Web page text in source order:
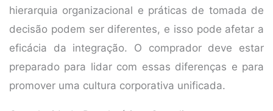
hierarquia organizacional e práticas de tomada de
decisão podem ser diferentes, e isso pode afetar a
eficácia da integração. O comprador deve estar
preparado para lidar com essas diferenças e para
promover uma cultura corporativa unificada.